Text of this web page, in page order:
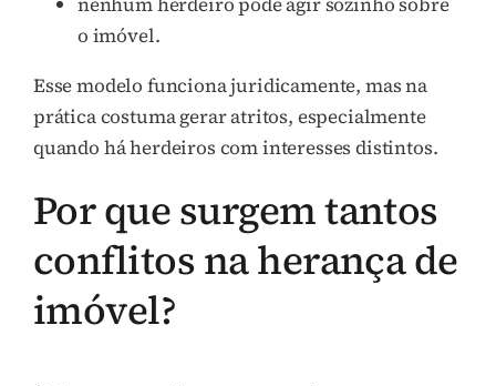
o imóvel.
Esse modelo funciona juridicamente, mas na
prática costuma gerar atritos, especialmente
quando há herdeiros com interesses distintos.
Por que surgem tantos
conflitos na herança de
imóvel?